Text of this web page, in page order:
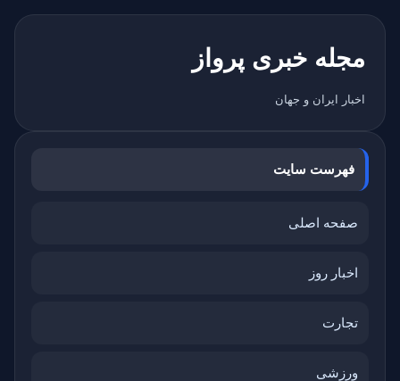
مجله خبری پرواز
اخبار ایران و جهان
فهرست سایت
صفحه اصلی
اخبار روز
تجارت
ورزشی